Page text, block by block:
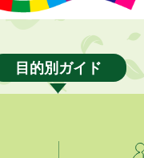
よう、「エニ活。」 無料体験
ットネス掛川店)
目的別ガイド